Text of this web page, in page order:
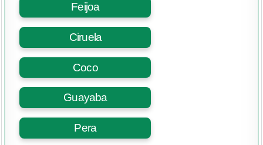
Feijoa
Ciruela
Coco
Guayaba
Pera